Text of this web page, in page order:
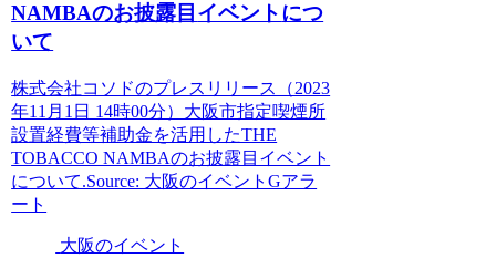
NAMBAのお披露目 イベントにつ
いて
株式会社コソドのプレスリリース（2023
年11月1日 14時00分）大阪市指定喫煙所
設置経費等補助金を活用したTHE
TOBACCO NAMBAのお披露目イベント
について.Source: 大阪のイベントGアラ
ート
大阪のイベント